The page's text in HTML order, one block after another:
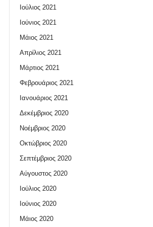
Ιούλιος 2021
Ιούνιος 2021
Μάιος 2021
Απρίλιος 2021
Μάρτιος 2021
Φεβρουάριος 2021
Ιανουάριος 2021
Δεκέμβριος 2020
Νοέμβριος 2020
Οκτώβριος 2020
Σεπτέμβριος 2020
Αύγουστος 2020
Ιούλιος 2020
Ιούνιος 2020
Μάιος 2020